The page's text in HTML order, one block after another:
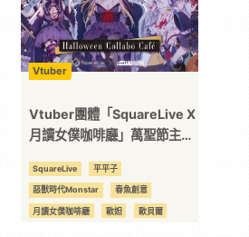
戲
｜
動
漫
二
Vtuber
Vtuber團體「SquareLive X
月讀女僕咖啡廳」萬聖節主題
SquareLive 平平子
惡獸時代Monstar 春魚創意
月讀女僕咖啡廳 歐妲 歐貝爾